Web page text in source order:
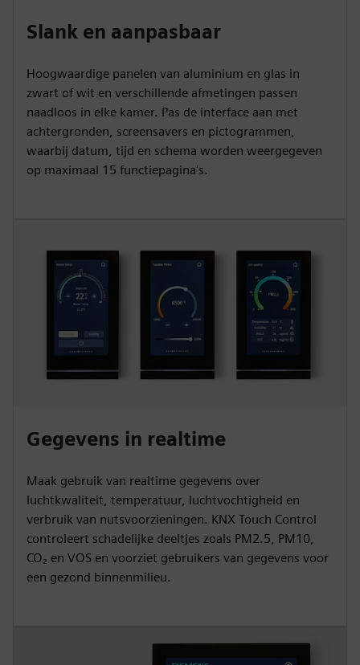
Slank en aanpasbaar
Hoogwaardige panelen van aluminium en glas in
zwart of wit en verschillende afmetingen passen
naadloos in elke kamer. Pas de interface aan met
achtergronden, screensavers en pictogrammen,
waarbij datum, tijd en schema worden weergegeven
op maximaal 15 functiepagina's.
Gegevens in realtime
Maak gebruik van realtime gegevens over
luchtkwaliteit, temperatuur, luchtvochtigheid en
verbruik van nutsvoorzieningen. KNX Touch Control
controleert schadelijke deeltjes zoals PM2.5, PM10,
CO₂ en VOS en voorziet gebruikers van gegevens voor
een gezond binnenmilieu.